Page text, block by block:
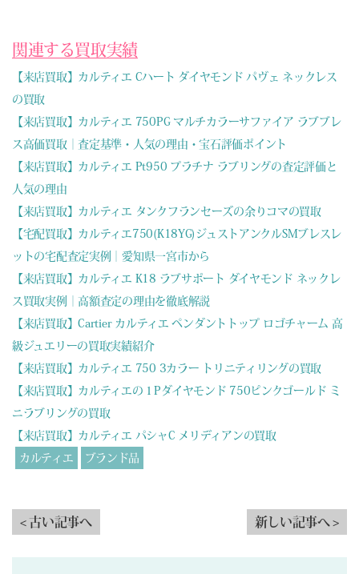
関連する買取実績
【来店買取】カルティエ Cハート ダイヤモンド パヴェ ネックレス
の買取
【来店買取】カルティエ 750PG マルチカラーサファイア ラブブレ
ス高価買取｜査定基準・人気の理由・宝石評価ポイント
【来店買取】カルティエ Pt950 プラチナ ラブリングの査定評価と
人気の理由
【来店買取】カルティエ タンクフランセーズの余りコマの買取
【宅配買取】カルティエ750(K18YG)ジュストアンクルSMブレスレ
ットの宅配査定実例｜愛知県一宮市から
【来店買取】カルティエ K18 ラブサポート ダイヤモンド ネックレ
ス買取実例｜高額査定の理由を徹底解説
【来店買取】Cartier カルティエ ペンダントトップ ロゴチャーム 高
級ジュエリーの買取実績紹介
【来店買取】カルティエ 750 3カラー トリニティリングの買取
【来店買取】カルティエの１Pダイヤモンド 750ピンクゴールド ミ
ニラブリングの買取
【来店買取】カルティエ パシャC メリディアンの買取
カルティエ
ブランド品
< 古い記事へ 新しい記事へ >